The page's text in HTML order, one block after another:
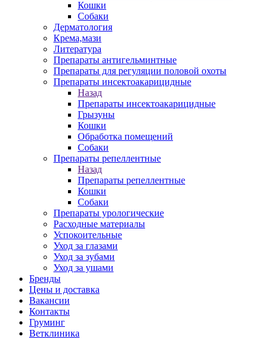
Кошки
Собаки
Дерматология
Крема,мази
Литература
Препараты антигельминтные
Препараты для регуляции половой охоты
Препараты инсектоакарицидные
Назад
Препараты инсектоакарицидные
Грызуны
Кошки
Обработка помещений
Собаки
Препараты репеллентные
Назад
Препараты репеллентные
Кошки
Собаки
Препараты урологические
Расходные материалы
Успокоительные
Уход за глазами
Уход за зубами
Уход за ушами
Бренды
Цены и доставка
Вакансии
Контакты
Груминг
Ветклиника